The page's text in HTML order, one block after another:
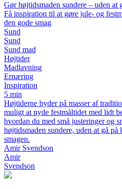
Gør højtidsmaden sundere – uden at
Få inspiration til at gøre jule- og
den gode smag
Sund
Sund
Sund mad
Højtider
Madlavning
Ernæring
Inspiration
5 min
Højtiderne byder på masser af
muligt at nyde festmåltidet med lidt
hvordan du med små justeringer og
højtidsmaden sundere, uden at gå
smagen.
Amir Svendson
Amir
Svendson